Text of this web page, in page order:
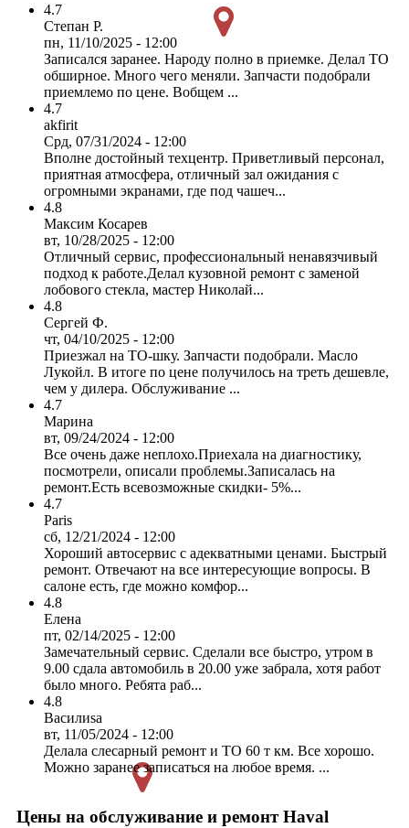
4.7
Степан Р.
пн, 11/10/2025 - 12:00
Записался заранее. Народу полно в приемке. Делал ТО
обширное. Много чего меняли. Запчасти подобрали
приемлемо по цене. Вобщем ...
4.7
akfirit
Срд, 07/31/2024 - 12:00
Вполне достойный техцентр. Приветливый персонал,
приятная атмосфера, отличный зал ожидания с
огромными экранами, где под чашеч...
4.8
Максим Косарев
вт, 10/28/2025 - 12:00
Отличный сервис, профессиональный ненавязчивый
подход к работе.Делал кузовной ремонт с заменой
лобового стекла, мастер Николай...
4.8
Сергей Ф.
чт, 04/10/2025 - 12:00
Приезжал на ТО-шку. Запчасти подобрали. Масло
Лукойл. В итоге по цене получилось на треть дешевле,
чем у дилера. Обслуживание ...
4.7
Марина
вт, 09/24/2024 - 12:00
Все очень даже неплохо.Приехала на диагностику,
посмотрели, описали проблемы.Записалась на
ремонт.Есть всевозможные скидки- 5%...
4.7
Paris
сб, 12/21/2024 - 12:00
Хороший автосервис с адекватными ценами. Быстрый
ремонт. Отвечают на все интересующие вопросы. В
салоне есть, где можно комфор...
4.8
Елена
пт, 02/14/2025 - 12:00
Замечательный сервис. Сделали все быстро, утром в
9.00 сдала автомобиль в 20.00 уже забрала, хотя работ
было много. Ребята раб...
4.8
Василиsa
вт, 11/05/2024 - 12:00
Делала слесарный ремонт и ТО 60 т км. Все хорошо.
Можно заранее записаться на любое время. ...
Цены на обслуживание и ремонт Haval